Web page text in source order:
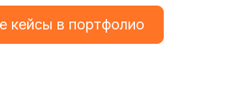
кейсы в портфолио